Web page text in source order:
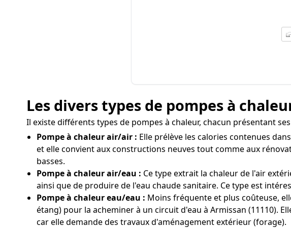
Les divers types de pompes à
Il existe différents types de pompes à chaleur, chacun présentant
Pompe à chaleur air/air : Elle prélève les calories contenues
et elle convient aux constructions neuves tout comme aux
basses.
Pompe à chaleur air/eau : Ce type extrait la chaleur de l'air
ainsi que de produire de l'eau chaude sanitaire. Ce type est
Pompe à chaleur eau/eau : Moins fréquente et plus coûteuse,
étang) pour la acheminer à un circuit d'eau à Armissan (11110).
car elle demande des travaux d'aménagement extérieur (forage).